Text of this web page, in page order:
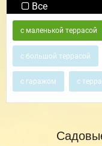
Все
с маленькой террасой
с большой террасой
с гаражом с